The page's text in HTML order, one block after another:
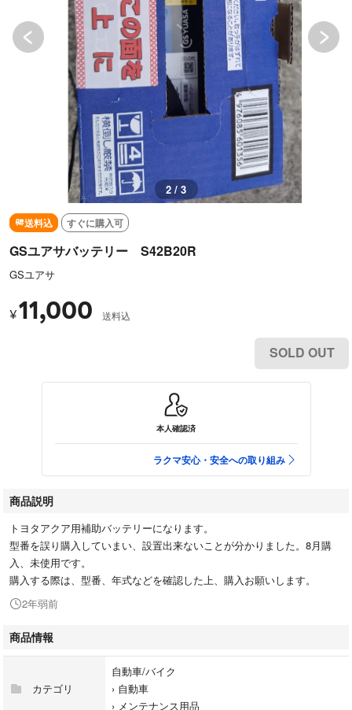
3 / 3
送料込 すぐに購入可
GSユアサバッテリー S42B20R
GSユアサ
¥11,000 送料込
SOLD OUT
本人確認済
ラクマ安心・安全への取り組み
商品説明
トヨタアクア用補助バッテリーになります。
型番を誤り購入していまい、設置出来ないことが分かりました。8月購
入、未使用です。
購入する際は、型番、年式などを確認した上、購入お願いします。
2年弱前
商品情報
カテゴリ
自動車/バイク
› 自動車
› メンテナンス用品